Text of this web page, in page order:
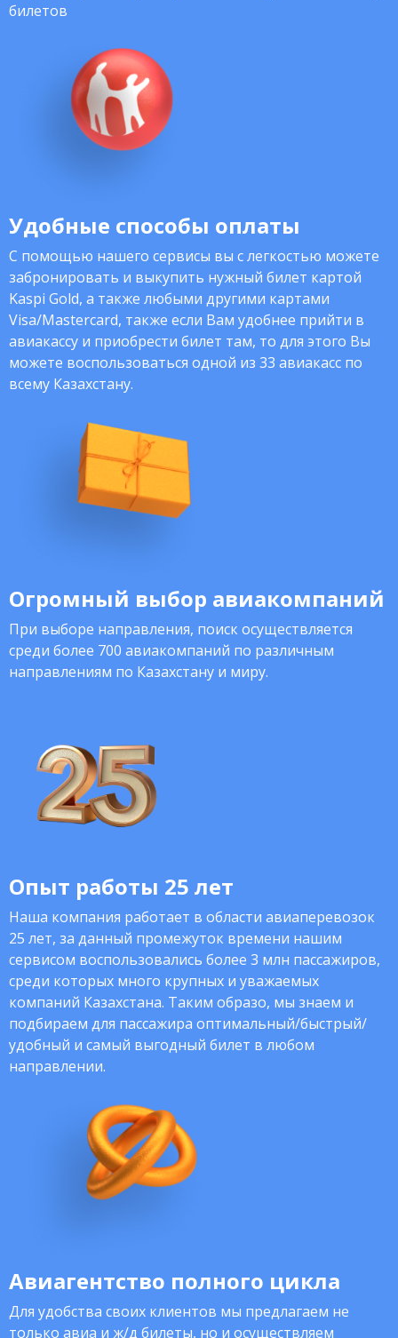
билетов
Удобные способы оплаты
С помощью нашего сервисы вы с легкостью можете
забронировать и выкупить нужный билет картой
Kaspi Gold, а также любыми другими картами
Visa/Mastercard, также если Вам удобнее прийти в
авиакассу и приобрести билет там, то для этого Вы
можете воспользоваться одной из 33 авиакасс по
всему Казахстану.
Огромный выбор авиакомпаний
При выборе направления, поиск осуществляется
среди более 700 авиакомпаний по различным
направлениям по Казахстану и миру.
Опыт работы 25 лет
Наша компания работает в области авиаперевозок
25 лет, за данный промежуток времени нашим
сервисом воспользовались более 3 млн пассажиров,
среди которых много крупных и уважаемых
компаний Казахстана. Таким образо, мы знаем и
подбираем для пассажира оптимальный/быстрый/
удобный и самый выгодный билет в любом
направлении.
Авиагентство полного цикла
Для удобства своих клиентов мы предлагаем не
только авиа и ж/д билеты, но и осуществляем